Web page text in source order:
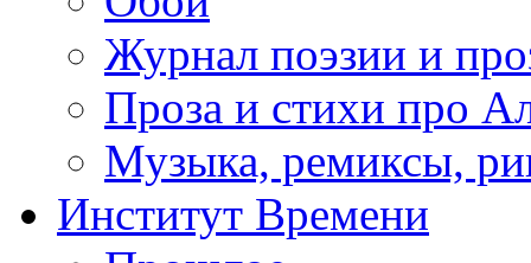
Журнал поэзии и
Проза и стихи про
Музыка, ремиксы,
Институт Времени